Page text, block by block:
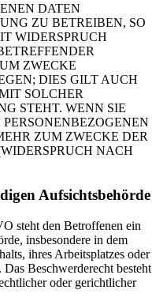
DATEN
ZU BETREIBEN, SO
WIDERSPRUCH
ZWECKE
DIES GILT AUCH
SOLCHER
STEHT. WENN SIE
ZUM ZWECKE DER
NACH
Aufsichts­behörde
steht den Betroffenen ein
insbesondere in dem
ihres Arbeitsplatzes oder
Beschwerderecht besteht
oder gerichtlicher